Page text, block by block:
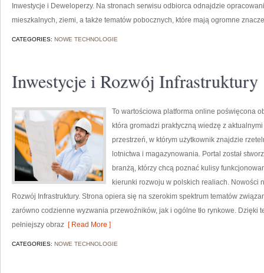
Inwestycje i Deweloperzy. Na stronach serwisu odbiorca odnajdzie
mieszkalnych, ziemi, a także tematów pobocznych, które mają ogromne
CATEGORIES: NOWE TECHNOLOGIE
Inwestycje i Rozwój Infrastruktury
To wartościowa platforma online poświęcona
która gromadzi praktyczną wiedzę z
przestrzeń, w którym użytkownik znajdzie
lotnictwa i magazynowania. Portal został
branżą, którzy chcą poznać kulisy
kierunki rozwoju w polskich realiach. Nowości
Rozwój Infrastruktury. Strona opiera się na szerokim spektrum tematów
zarówno codzienne wyzwania przewoźników, jak i ogólne tło rynkowe. Dzięki
pełniejszy obraz [ Read More ]
CATEGORIES: NOWE TECHNOLOGIE